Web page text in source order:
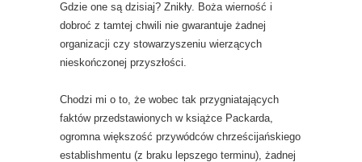
Gdzie one są dzisiaj? Znikły. Boża wierność i
dobroć z tamtej chwili nie gwarantuje żadnej
organizacji czy stowarzyszeniu wierzących
nieskończonej przyszłości.
Chodzi mi o to, że wobec tak przygniatających
faktów przedstawionych w książce Packarda,
ogromna większość przywódców chrześcijańskiego
establishmentu (z braku lepszego terminu), żadnej